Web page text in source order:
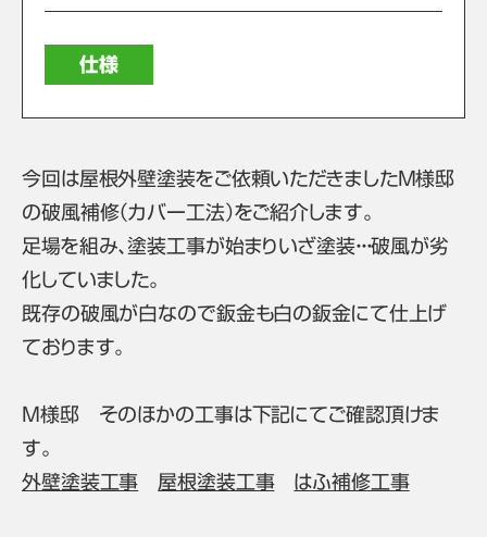
仕様
今回は屋根外壁塗装をご依頼いただきましたM様邸
の破風補修（カバー工法）をご紹介します。
足場を組み、塗装工事が始まりいざ塗装・・・破風が劣
化していました。
既存の破風が白なので鈑金も白の鈑金にて仕上げ
ております。
M様邸 そのほかの工事は下記にてご確認頂けま
す。
外壁塗装工事
屋根塗装工事 はふ補修工事